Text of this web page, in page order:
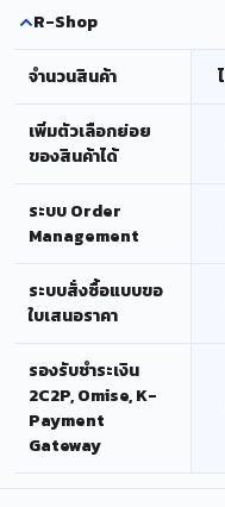
R-Shop
จำนวนสินค้า
เพิ่มตัวเลือกย่อย
ของสินค้าได้
ระบบ Order
Management
ระบบสั่งซื้อแบบขอ
ใบเสนอราคา
รองรับชำระเงิน
2C2P, Omise, K-
Payment
Gateway